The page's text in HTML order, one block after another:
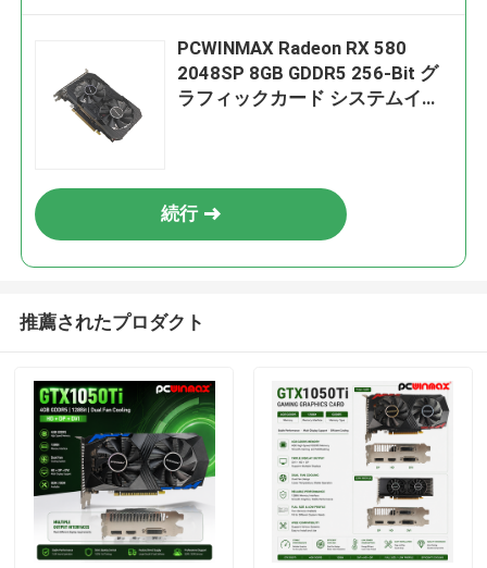
PCWINMAX Radeon RX 580
2048SP 8GB GDDR5 256-Bit グ
ラフィックカード システムイン
続行
推薦されたプロダクト